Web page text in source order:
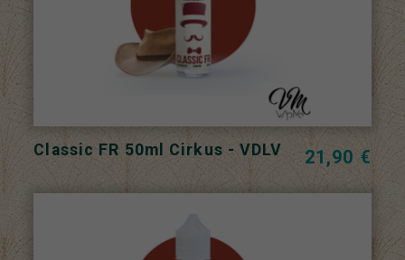
Classic FR 50ml Cirkus - VDLV 21,90 €